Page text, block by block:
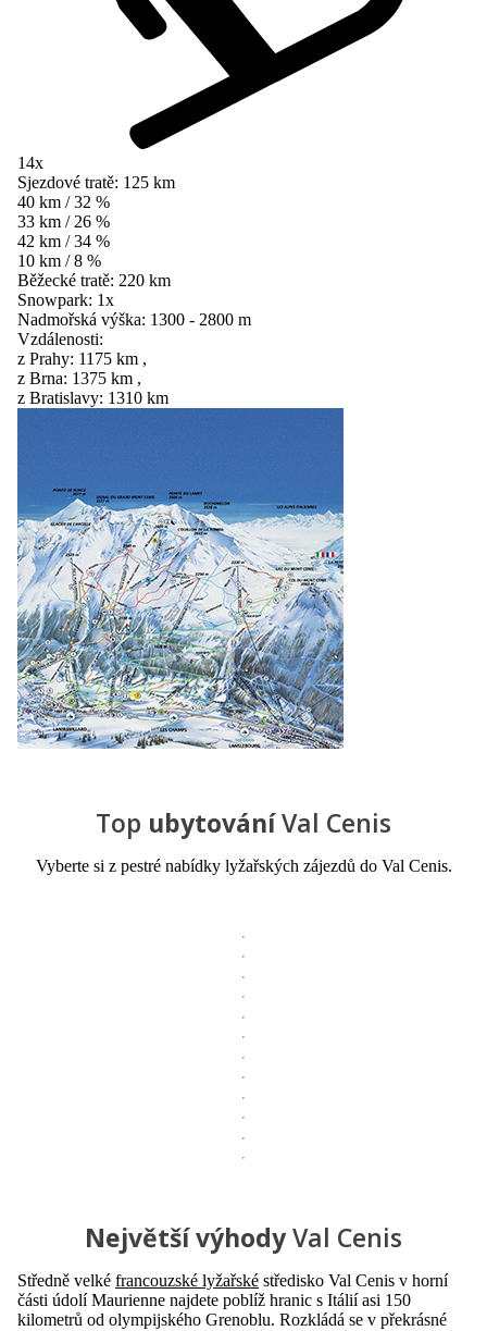
14x
Sjezdové tratě: 125 km
40 km / 32 %
33 km / 26 %
42 km / 34 %
10 km / 8 %
Běžecké tratě: 220 km
Snowpark: 1x
Nadmořská výška: 1300 - 2800 m
Vzdálenosti:
z Prahy: 1175 km ,
z Brna: 1375 km ,
z Bratislavy: 1310 km
Top ubytováníVal Cenis
Vyberte si z pestré nabídky lyžařských zájezdů do Val Cenis.
Největší výhodyVal Cenis
Středně velké francouzské lyžařské středisko Val Cenis v horní
části údolí Maurienne najdete poblíž hranic s Itálií asi 150
kilometrů od olympijského Grenoblu. Rozkládá se v překrásné